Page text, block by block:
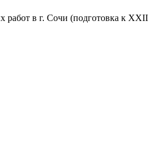
работ в г. Сочи (подготовка к XXII